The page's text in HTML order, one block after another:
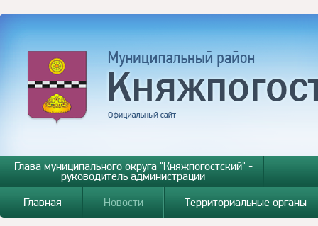
Глава муниципального округа "Княжпогостский" -
руководитель администрации
Главная
Новости Территориальные органы